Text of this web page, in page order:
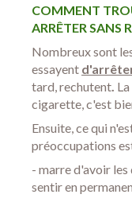
COMMENT
ARRÊTER SANS
Nombreux sont
essayent
tard, rechutent.
cigarette, c'est
Ensuite, ce qui
préoccupations
- marre d'avoir les
sentir en